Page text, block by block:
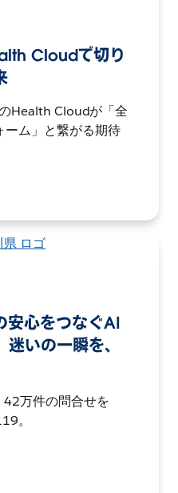
Cloudで切り
Health Cloudが「全
ーム」と繋がる期待
安心をつなぐAI
いの一瞬を、
万件の問合せを
。